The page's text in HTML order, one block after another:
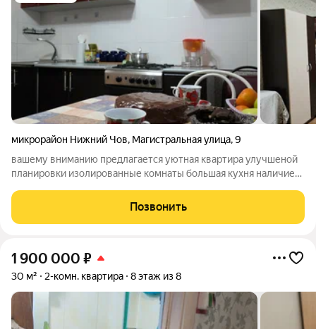
микрорайон Нижний Чов, Магистральная улица,9
вашему вниманию предлагается уютная квартира улучшеной
планировки изолированные комнаты большая кухня наличие
Позвонить
1 900 000 ₽
30 м² 2-комн. квартира 8 этаж из 8